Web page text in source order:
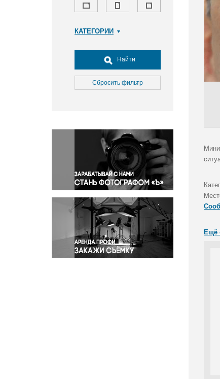
КАТЕГОРИИ
Досуг, туризм и отдых
Культура
Медицина
Окружающая среда
Политика
Правосудие
Происшествия и конфликты
Религия
Светская жизнь
Спорт
Экология
Экономика и бизнес
Найти
Сбросить фильтр
Ещё